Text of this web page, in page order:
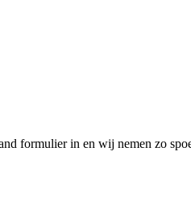
formulier in en wij nemen zo